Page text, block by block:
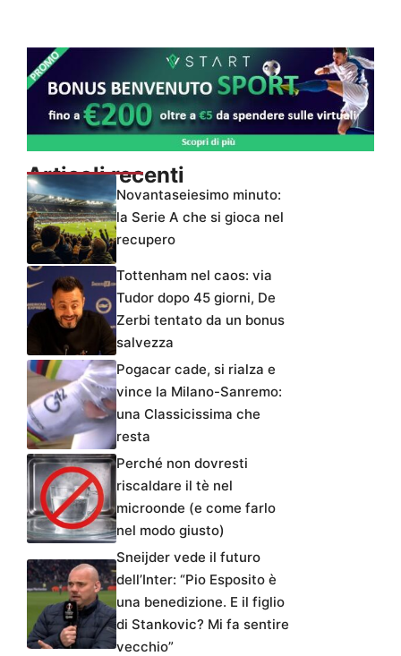
Articoli recenti
Novantaseiesimo minuto:
la Serie A che si gioca nel
recupero
Tottenham nel caos: via
Tudor dopo 45 giorni, De
Zerbi tentato da un bonus
salvezza
Pogacar cade, si rialza e
vince la Milano-Sanremo:
una Classicissima che
resta
Perché non dovresti
riscaldare il tè nel
microonde (e come farlo
nel modo giusto)
Sneijder vede il futuro
dell’Inter: “Pio Esposito è
una benedizione. E il figlio
di Stankovic? Mi fa sentire
vecchio”